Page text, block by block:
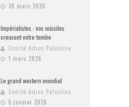
30 mars 2026
Impérialistes : vos missiles
creusent votre tombe
Comité Action Palestine
1 mars 2026
Le grand western mondial
Comité Action Palestine
5 janvier 2026